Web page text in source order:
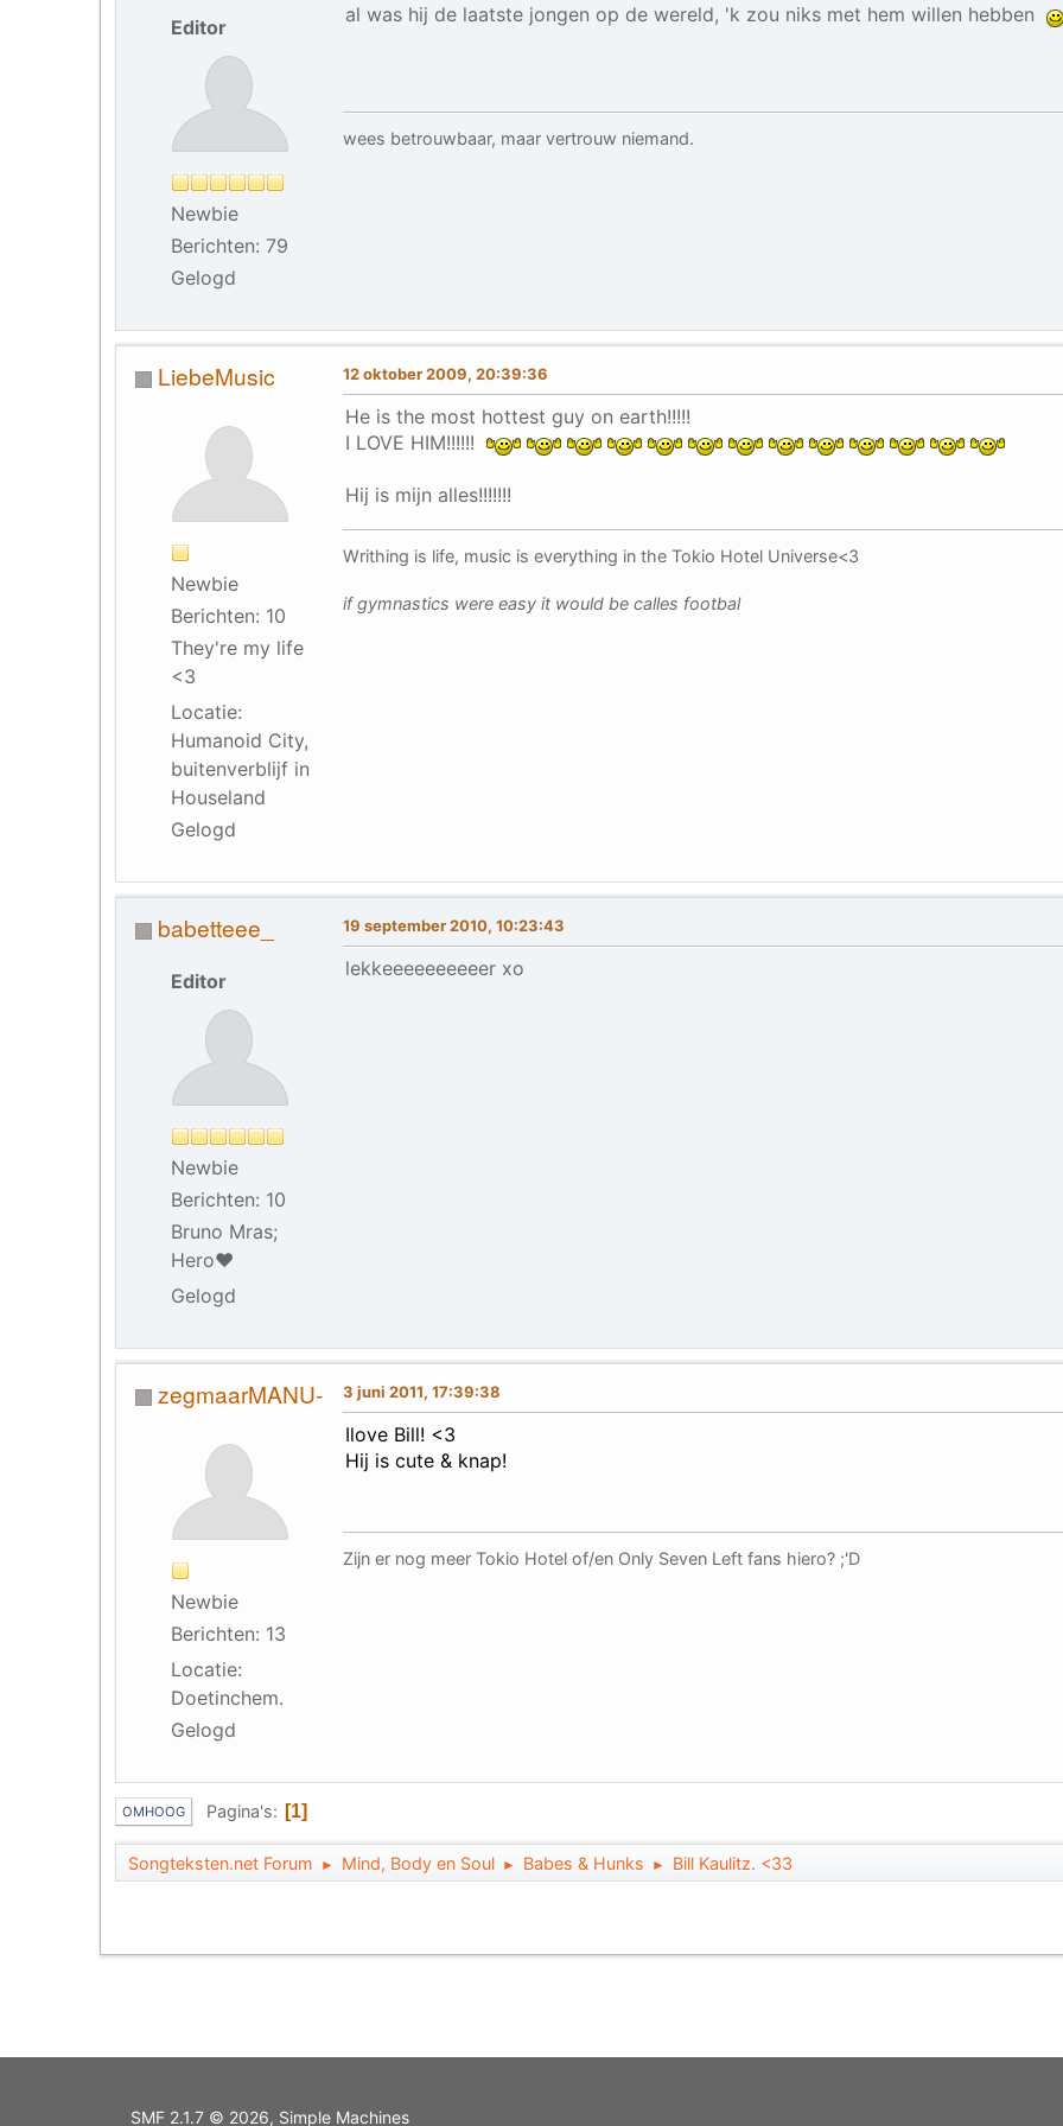
Editor
Newbie
Berichten: 79
Gelogd
al was hij de laatste jongen op de wereld, 'k zou niks met hem willen hebben
wees betrouwbaar, maar vertrouw niemand.
LiebeMusic
Newbie
Berichten: 10
They're my life
<3
Locatie:
Humanoid City,
buitenverblijf in
Houseland
Gelogd
12 oktober 2009, 20:39:36
He is the most hottest guy on earth!!!!!
I LOVE HIM!!!!!!
Hij is mijn alles!!!!!!!
Writhing is life, music is everything in the Tokio Hotel Universe<3
if gymnastics were easy it would be calles footbal
babetteee_
Editor
Newbie
Berichten: 10
Bruno Mras;
Hero♥
Gelogd
19 september 2010, 10:23:43
lekkeeeeeeeeeer xo
zegmaarMANU-
Newbie
Berichten: 13
Locatie:
Doetinchem.
Gelogd
3 juni 2011, 17:39:38
Ilove Bill! <3
Hij is cute & knap!
Zijn er nog meer Tokio Hotel of/en Only Seven Left fans hiero? ;'D
OMHOOG Pagina's 1
Songteksten.net Forum ► Mind, Body en Soul ► Babes & Hunks ► Bill Kaulitz. <33
SMF 2.1.7 © 2026, Simple Machines